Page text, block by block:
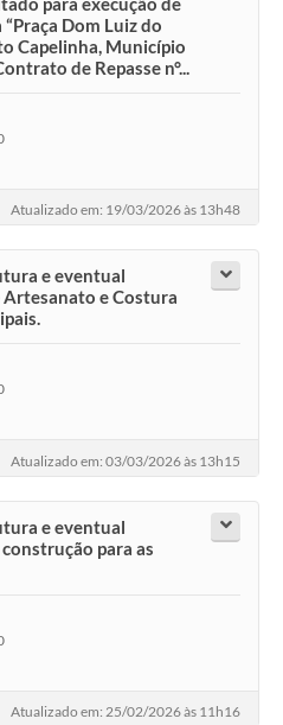
Dom Luiz do
Capelinha, Município
de Repasse n°...
Atualizado em: 19/03/2026 às 13h48
e eventual
e Costura
Atualizado em: 03/03/2026 às 13h15
e eventual
para as
Atualizado em: 25/02/2026 às 11h16